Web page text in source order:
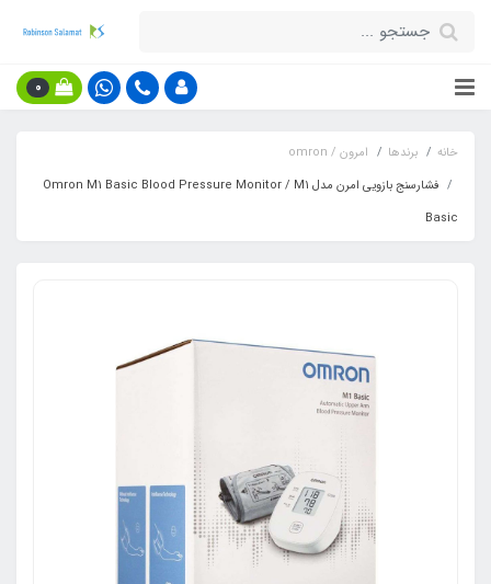
0
خانه برندها
امرون / omron
فشارسنج بازویی امرن مدل Omron M1 Basic Blood Pressure Monitor / M1
Basic